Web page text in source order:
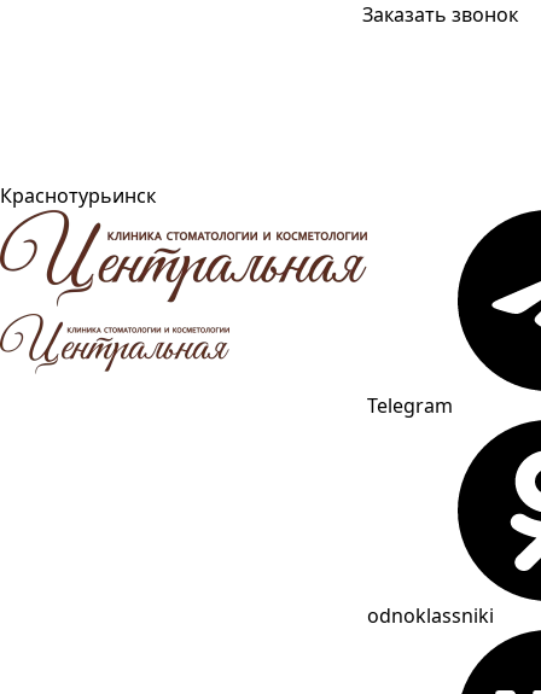
Краснотурьинск
Заказать звонок
Telegram
odnoklassniki